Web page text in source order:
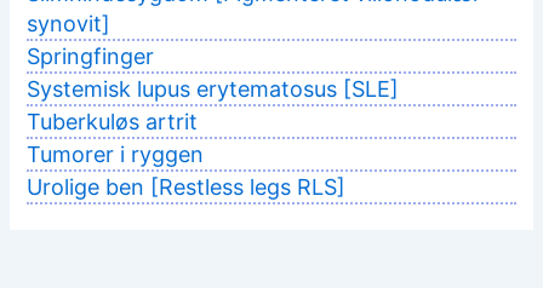
synovit]
Springfinger
Systemisk lupus erytematosus [SLE]
Tuberkuløs artrit
Tumorer i ryggen
Urolige ben [Restless legs RLS]